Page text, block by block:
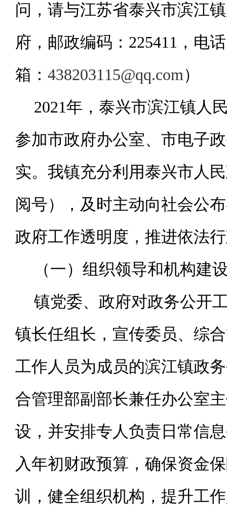
问，请与江苏省泰兴市滨江
府，邮政编码：225411，电
箱： 438203115@qq.com）
2021年，泰兴市滨江镇人
参加市政府办公室、市电子
实。我镇充分利用泰兴市人
阅号），及时主动向社会公
政府工作透明度，推进依法
（一）组织领导和机构建
镇党委、政府对政务公开
镇长任组长，宣传委员、综
工作人员为成员的滨江镇政
合管理部副部长兼任办公室
设，并安排专人负责日常信
入年初财政预算，确保资金
训，健全组织机构，提升工